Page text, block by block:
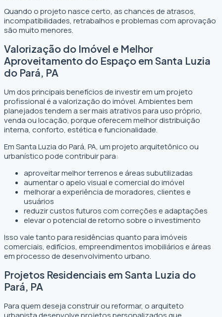
Quando o projeto nasce certo, as chances de atrasos,
incompatibilidades, retrabalhos e problemas com aprovação
são muito menores.
Valorização do Imóvel e Melhor
Aproveitamento do Espaço em Santa Luzia
do Pará, PA
Um dos principais benefícios de investir em um projeto
profissional é a valorização do imóvel. Ambientes bem
planejados tendem a ser mais atrativos para uso próprio,
venda ou locação, porque oferecem melhor distribuição
interna, conforto, estética e funcionalidade.
Em Santa Luzia do Pará, PA, um projeto arquitetônico ou
urbanístico pode contribuir para:
aproveitar melhor terrenos e áreas subutilizadas
aumentar o apelo visual e comercial do imóvel
melhorar a experiência de moradores, clientes e
usuários
reduzir custos futuros com correções e adaptações
elevar o potencial de retorno sobre o investimento
Isso vale tanto para residências quanto para imóveis
comerciais, edifícios, empreendimentos imobiliários e áreas
em processo de desenvolvimento urbano.
Projetos Residenciais em Santa Luzia do
Pará, PA
Para quem deseja construir ou reformar, o arquiteto